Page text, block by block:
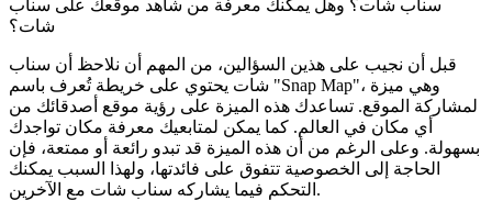
سناب شات؟ وهل يمكنك معرفة من شاهد موقعك على سناب
شات؟
قبل أن نجيب على هذين السؤالين، من المهم أن نلاحظ أن سناب
شات يحتوي على خريطة تُعرف باسم "Snap Map"، وهي ميزة
لمشاركة الموقع. تساعدك هذه الميزة على رؤية موقع أصدقائك من
أي مكان في العالم. كما يمكن لمتابعيك معرفة مكان تواجدك
بسهولة. وعلى الرغم من أن هذه الميزة قد تبدو رائعة أو ممتعة، فإن
الحاجة إلى الخصوصية تتفوق على فائدتها، ولهذا السبب يمكنك
التحكم فيما يشاركه سناب شات مع الآخرين.